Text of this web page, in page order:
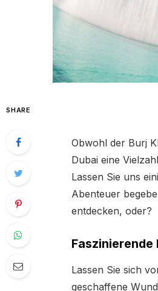
SHARE
Obwohl der Burj
Dubai eine
Lassen Sie uns
Abenteuer
entdecken, oder?
Faszinierende
Lassen Sie sich
geschaffene